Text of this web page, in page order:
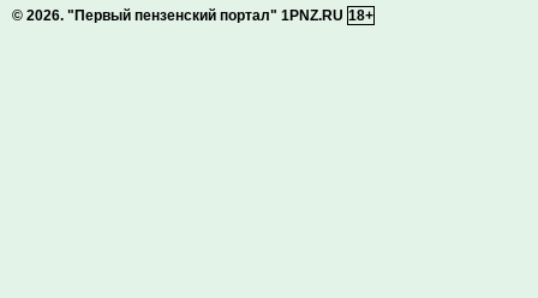
© 2026. "Первый пензенский портал" 1PNZ.RU 18+